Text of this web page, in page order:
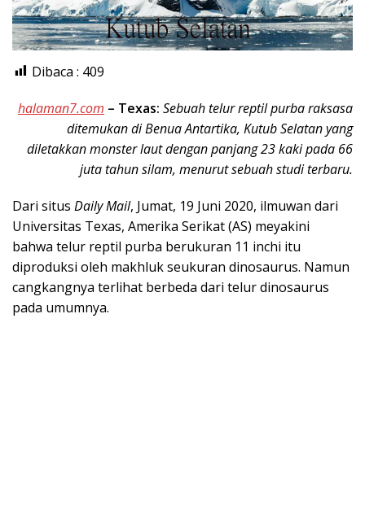
Dibaca : 409
halaman7.com – Texas: Sebuah telur reptil purba raksasa
ditemukan di Benua Antartika, Kutub Selatan yang
diletakkan monster laut dengan panjang 23 kaki pada 66
juta tahun silam, menurut sebuah studi terbaru.
Dari situs Daily Mail, Jumat, 19 Juni 2020, ilmuwan dari
Universitas Texas, Amerika Serikat (AS) meyakini
bahwa telur reptil purba berukuran 11 inchi itu
diproduksi oleh makhluk seukuran dinosaurus. Namun
cangkangnya terlihat berbeda dari telur dinosaurus
pada umumnya.